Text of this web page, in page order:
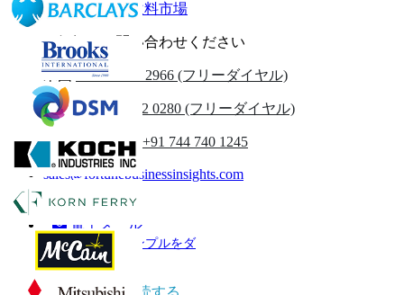
非アルコール飲料市場
お気軽にお問い合わせください
米国+1 833 909 2966 (フリーダイヤル)
英国 +44 808 502 0280 (フリーダイヤル)
(アジア太平洋) +91 744 740 1245
sales@fortunebusinessinsights.com
電話
電子メール
サンプルをダ
ウンロード
ニュースレターを購読する